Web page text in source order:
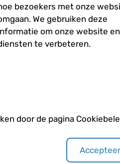
een
een gat
Hoe
zijn
Bij kinderen
oorzaken
bezoekers met onze
We gebruiken deze
om onze website en
te verbeteren.
door de pagina